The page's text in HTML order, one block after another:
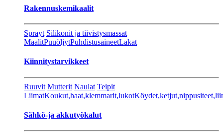
Rakennuskemikaalit
Sprayt Silikonit ja tiivistysmassat
MaalitPuuöljytPuhdistusaineetLakat
Kiinnitystarvikkeet
Ruuvit Mutterit Naulat Teipit
LiimatKoukut,haat,klemmarit,lukot
Sähkö-ja akkutyökalut